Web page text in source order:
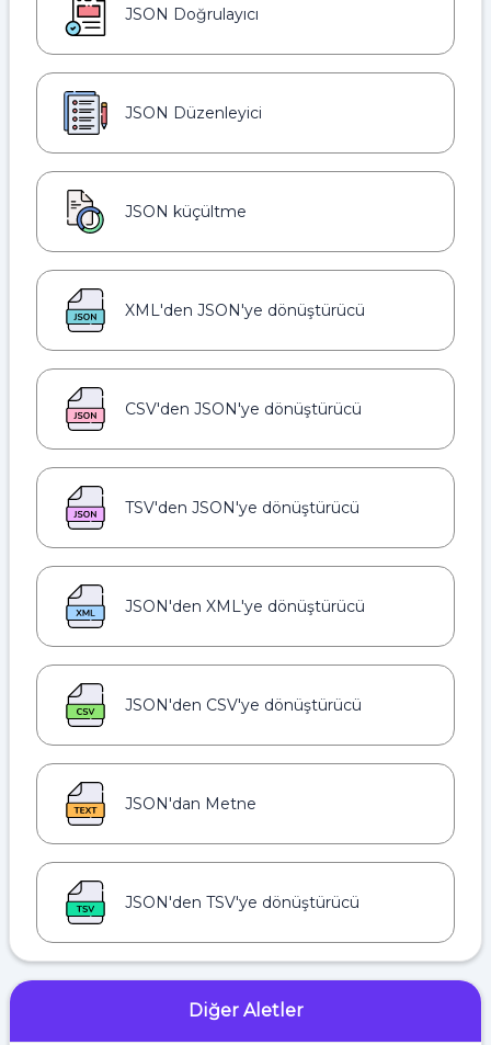
JSON Doğrulayıcı
JSON Düzenleyici
JSON küçültme
XML'den JSON'ye dönüştürücü
CSV'den JSON'ye dönüştürücü
TSV'den JSON'ye dönüştürücü
JSON'den XML'ye dönüştürücü
JSON'den CSV'ye dönüştürücü
JSON'dan Metne
JSON'den TSV'ye dönüştürücü
Diğer Aletler